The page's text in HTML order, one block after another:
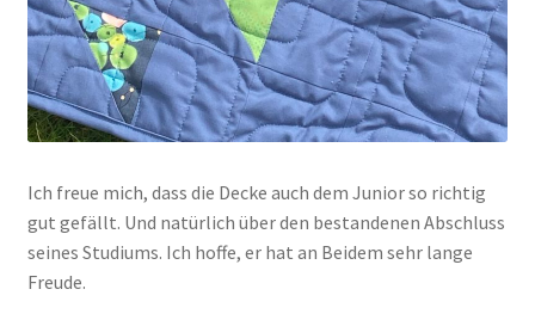
Ich freue mich, dass die Decke auch dem Junior so richtig
gut gefällt. Und natürlich über den bestandenen Abschluss
seines Studiums. Ich hoffe, er hat an Beidem sehr lange
Freude.